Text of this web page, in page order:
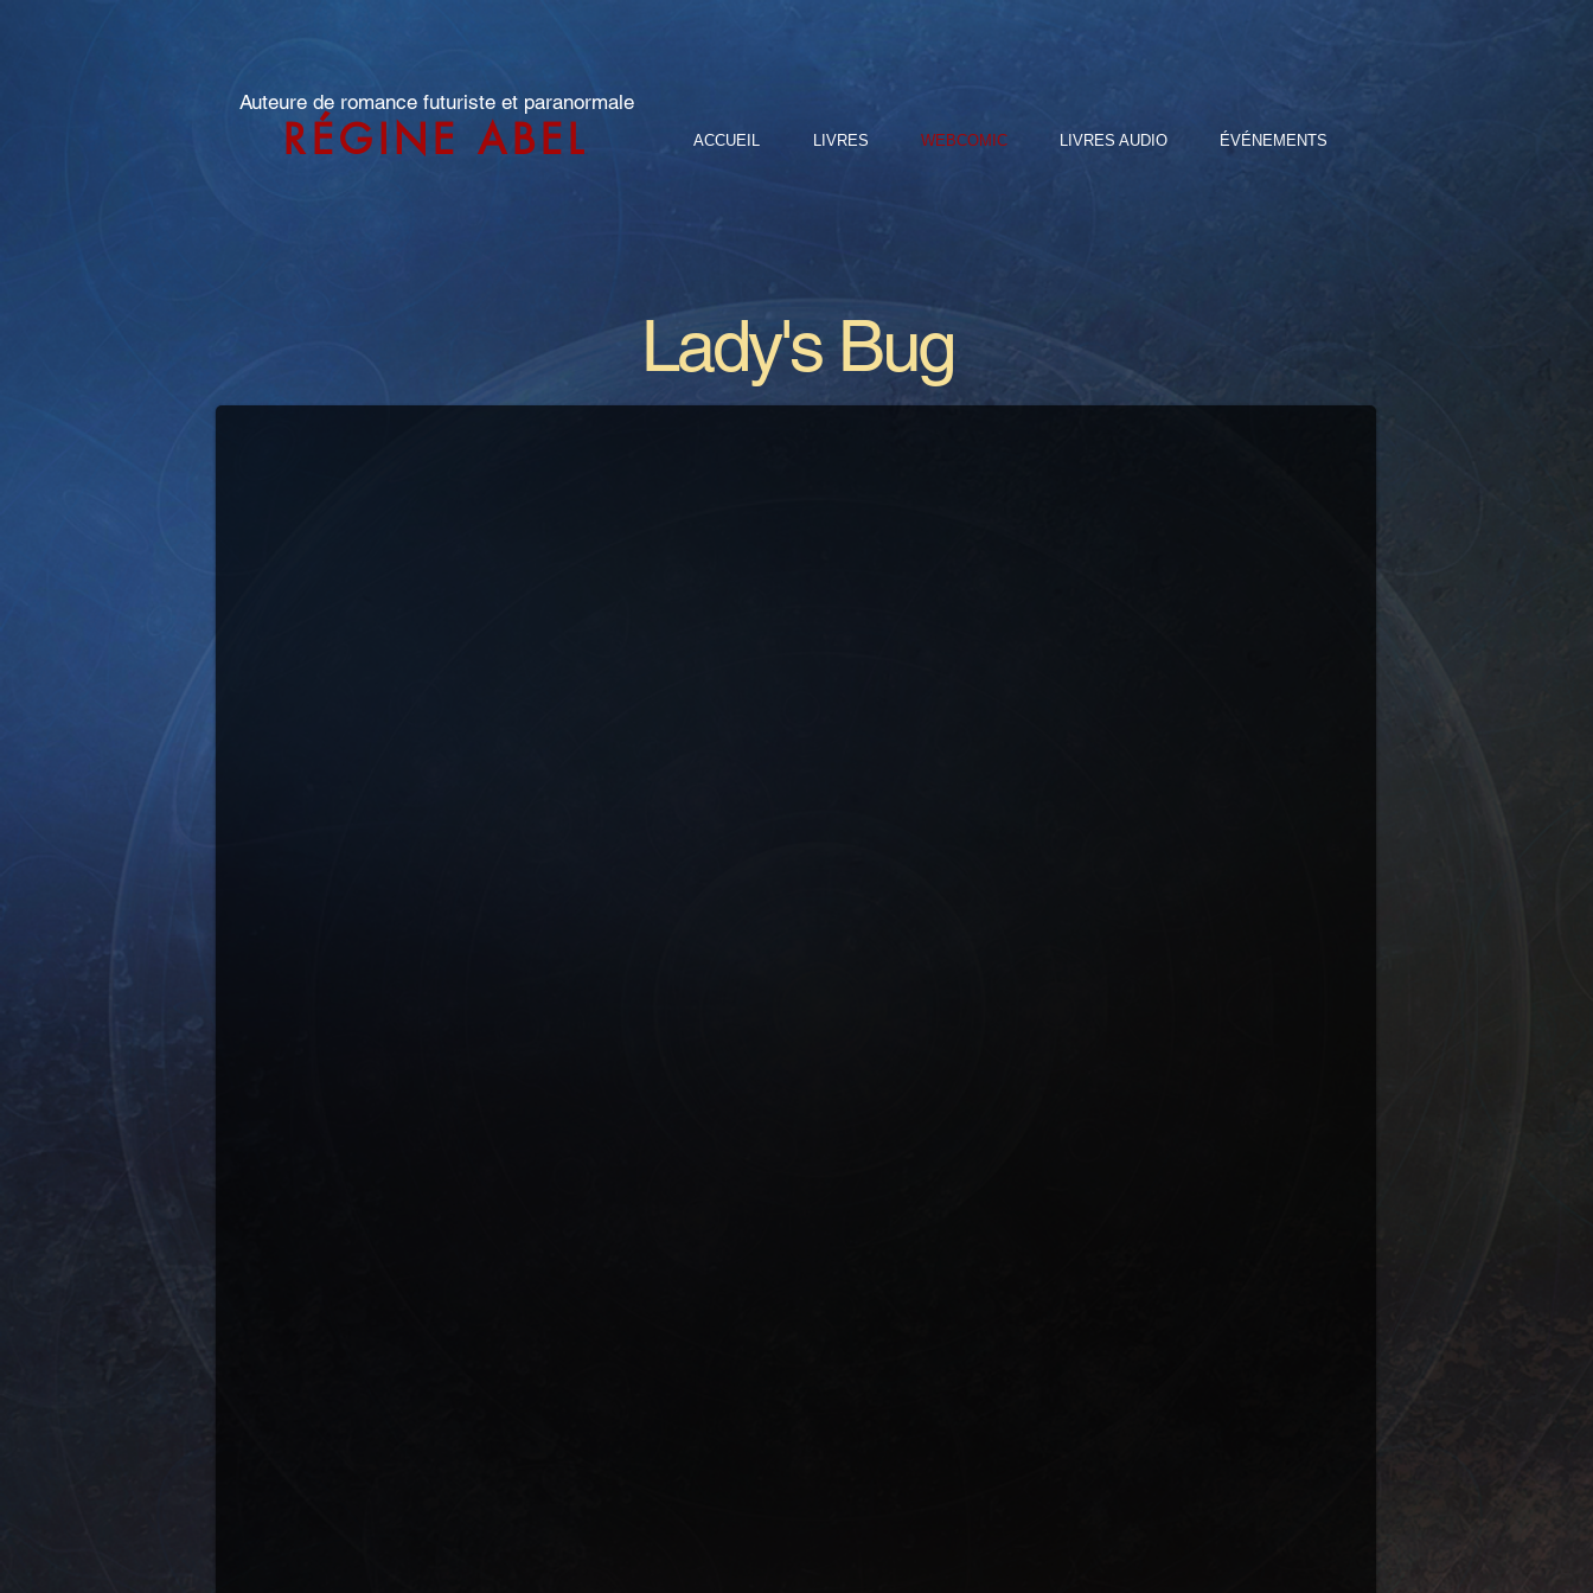
Auteure de romance futuriste et paranormale
RÉGINE ABEL ACCUEIL LIVRES WEBCOMIC LIVRES AUDIO ÉVÉNEMENTS
Lady's Bug